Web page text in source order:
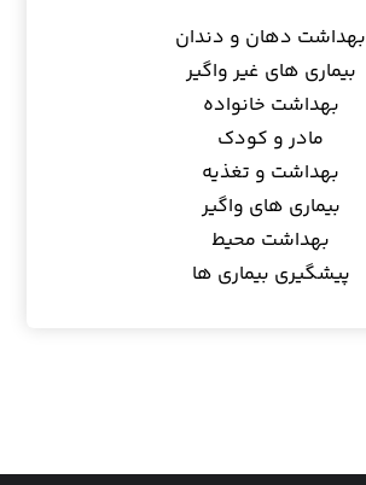
بهداشت دهان و دندان
بیماری های غیر واگیر
بهداشت خانواده
مادر و کودک
بهداشت و تغذیه
بیماری های واگیر
بهداشت محیط
پیشگیری بیماری ها